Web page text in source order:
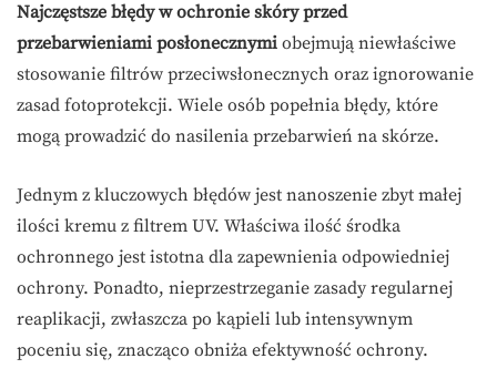
Najczęstsze błędy w ochronie skóry przed
przebarwieniami posłonecznymi obejmują niewłaściwe
stosowanie filtrów przeciwsłonecznych oraz ignorowanie
zasad fotoprotekcji. Wiele osób popełnia błędy, które
mogą prowadzić do nasilenia przebarwień na skórze.
Jednym z kluczowych błędów jest nanoszenie zbyt małej
ilości kremu z filtrem UV. Właściwa ilość środka
ochronnego jest istotna dla zapewnienia odpowiedniej
ochrony. Ponadto, nieprzestrzeganie zasady regularnej
reaplikacji, zwłaszcza po kąpieli lub intensywnym
poceniu się, znacząco obniża efektywność ochrony.